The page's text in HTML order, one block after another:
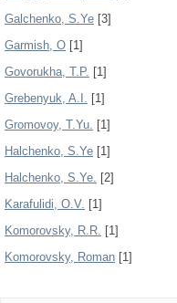
Galchenko, S.Ye [3]
Garmish, O [1]
Govorukha, T.P. [1]
Grebenyuk, A.I. [1]
Gromovoy, T.Yu. [1]
Halchenko, S.Ye [1]
Halchenko, S.Ye. [2]
Karafulidi, O.V. [1]
Komorovsky, R.R. [1]
Komorovsky, Roman [1]